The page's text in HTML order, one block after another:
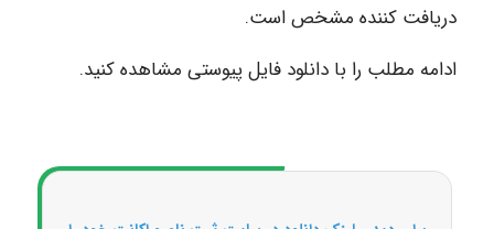
دریافت کننده مشخص است.
ادامه مطلب را با دانلود فایل پیوستی مشاهده کنید.